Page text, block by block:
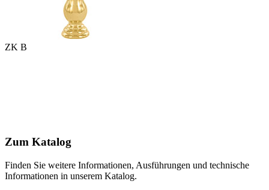
ZK B
Zum Katalog
Finden Sie weitere Informationen, Ausführungen und technische
Informationen in unserem Katalog.